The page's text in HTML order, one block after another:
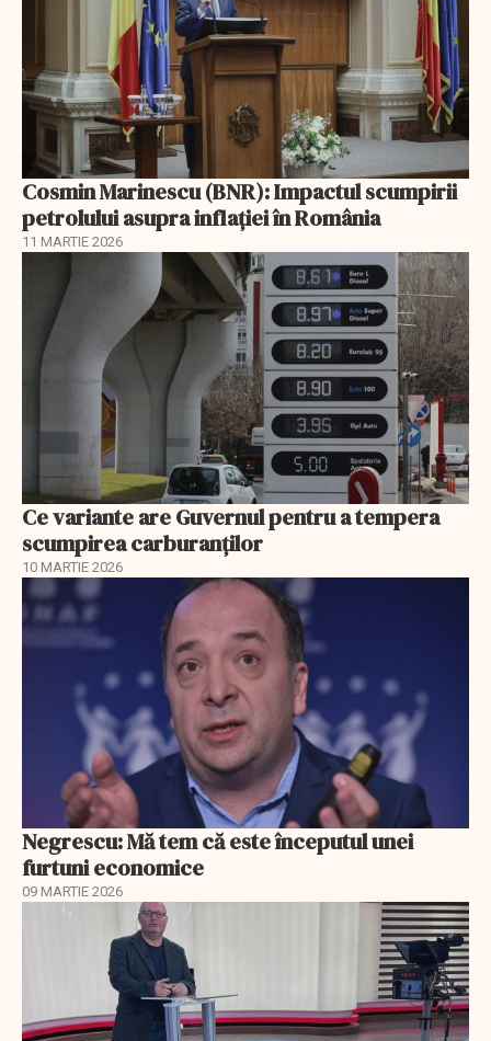
Cosmin Marinescu (BNR): Impactul scumpirii
petrolului asupra inflaţiei în România
11 MARTIE 2026
Ce variante are Guvernul pentru a tempera
scumpirea carburanților
10 MARTIE 2026
Negrescu: Mă tem că este începutul unei
furtuni economice
09 MARTIE 2026